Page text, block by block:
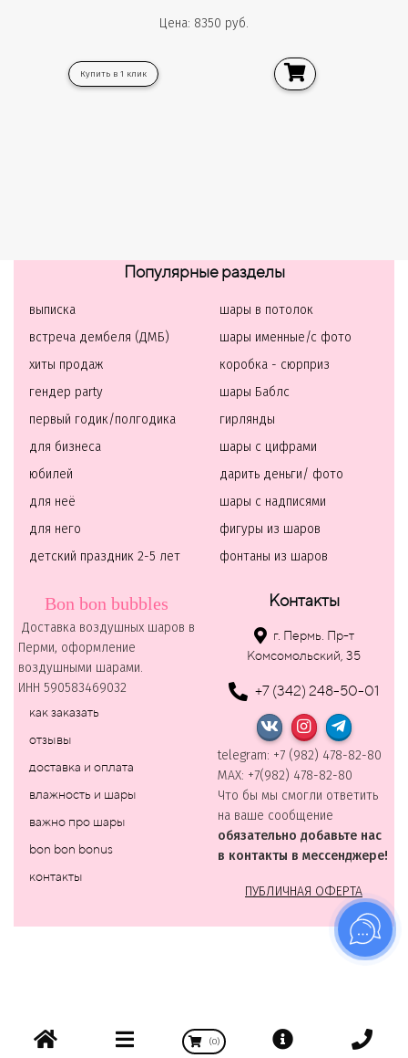
Цена: 8350 руб.
Купить в 1 клик
Популярные разделы
выписка
встреча дембеля (ДМБ)
хиты продаж
гендер party
первый годик/полгодика
для бизнеса
юбилей
для неё
для него
детский праздник 2-5 лет
шары в потолок
шары именные/с фото
коробка - сюрприз
шары Баблс
гирлянды
шары с цифрами
дарить деньги/ фото
шары с надписями
фигуры из шаров
фонтаны из шаров
Bon bon bubbles
Доставка воздушных шаров в
Перми, оформление
воздушными шарами.
ИНН 590583469032
как заказать
отзывы
доставка и оплата
влажность и шары
важно про шары
bon bon bonus
контакты
Контакты
г. Пермь. Пр-т
Комсомольский, 35
+7 (342) 248-50-01
telegram: +7 (982) 478-82-80
MAХ: +7(982) 478-82-80
Что бы мы смогли ответить
на ваше сообщение
обязательно добавьте нас
в контакты в мессенджере!
ПУБЛИЧНАЯ ОФЕРТА
(0)